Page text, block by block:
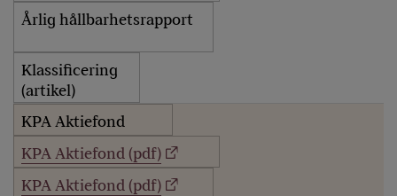
Årlig hållbarhetsrapport
Klassificering
(artikel)
KPA Aktiefond
KPA Aktiefond (pdf)
KPA Aktiefond (pdf)